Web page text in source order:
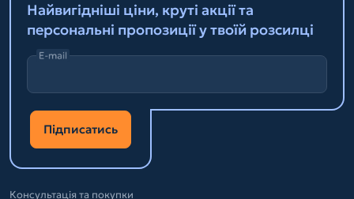
Найвигідніші ціни, круті акції та
персональні пропозиції у твоїй розсилці
E-mail
Підписатись
Консультація та покупки